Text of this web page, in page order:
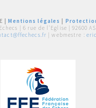
|Mentions légales
| 6 rue de l'Eglise | 92600
| webmestre :